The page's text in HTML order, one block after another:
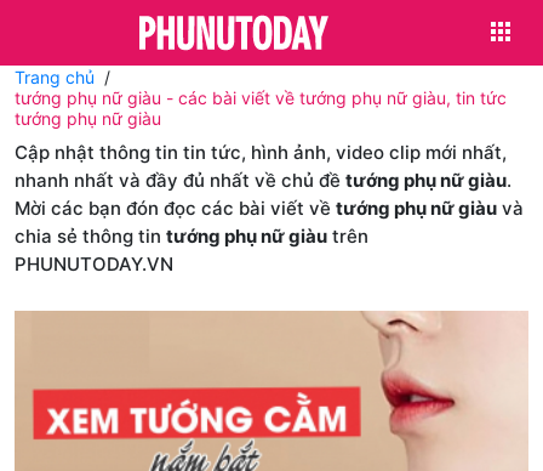
Trang chủ
tướng phụ nữ giàu - các bài viết về tướng phụ nữ giàu, tin tức
tướng phụ nữ giàu
Cập nhật thông tin tin tức, hình ảnh, video clip mới nhất,
nhanh nhất và đầy đủ nhất về chủ đề tướng phụ nữ giàu.
Mời các bạn đón đọc các bài viết về tướng phụ nữ giàu và
chia sẻ thông tin tướng phụ nữ giàu trên
PHUNUTODAY.VN